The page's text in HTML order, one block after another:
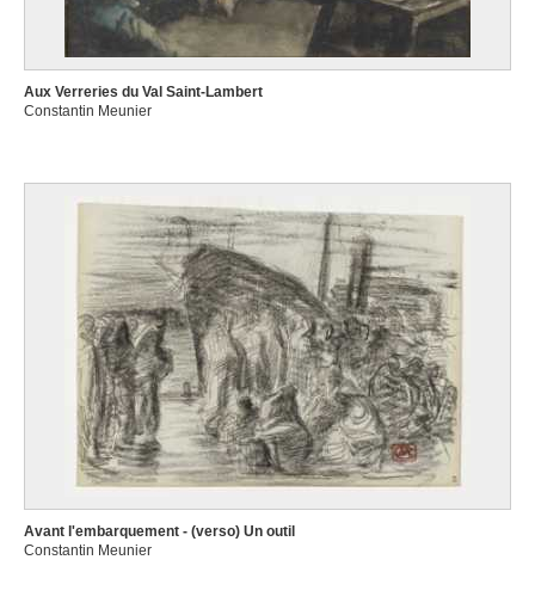
Aux Verreries du Val Saint-Lambert
Constantin Meunier
Avant l'embarquement - (verso) Un outil
Constantin Meunier